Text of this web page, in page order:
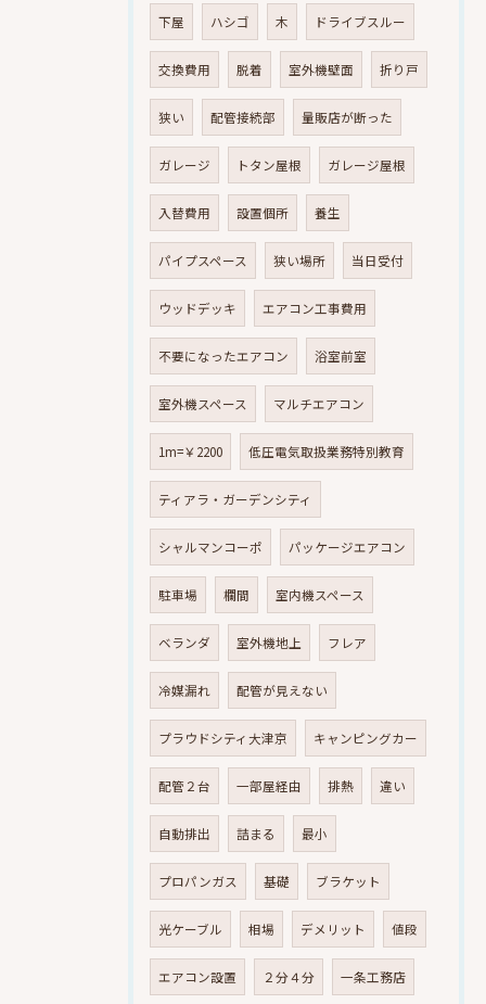
下屋 ハシゴ 木 ドライブスルー
交換費用 脱着 室外機壁面 折り戸
狭い 配管接続部 量販店が断った
ガレージ トタン屋根 ガレージ屋根
入替費用 設置個所 養生
パイプスペース 狭い場所 当日受付
ウッドデッキ エアコン工事費用
不要になったエアコン 浴室前室
室外機スペース マルチエアコン
1m=￥2200 低圧電気取扱業務特別教育
ティアラ・ガーデンシティ
シャルマンコーポ パッケージエアコン
駐車場 欄間 室内機スペース
ベランダ 室外機地上 フレア
冷媒漏れ 配管が見えない
プラウドシティ大津京 キャンピングカー
配管２台 一部屋経由 排熱 違い
自動排出 詰まる 最小
プロパンガス 基礎 ブラケット
光ケーブル 相場 デメリット 値段
エアコン設置 ２分４分 一条工務店